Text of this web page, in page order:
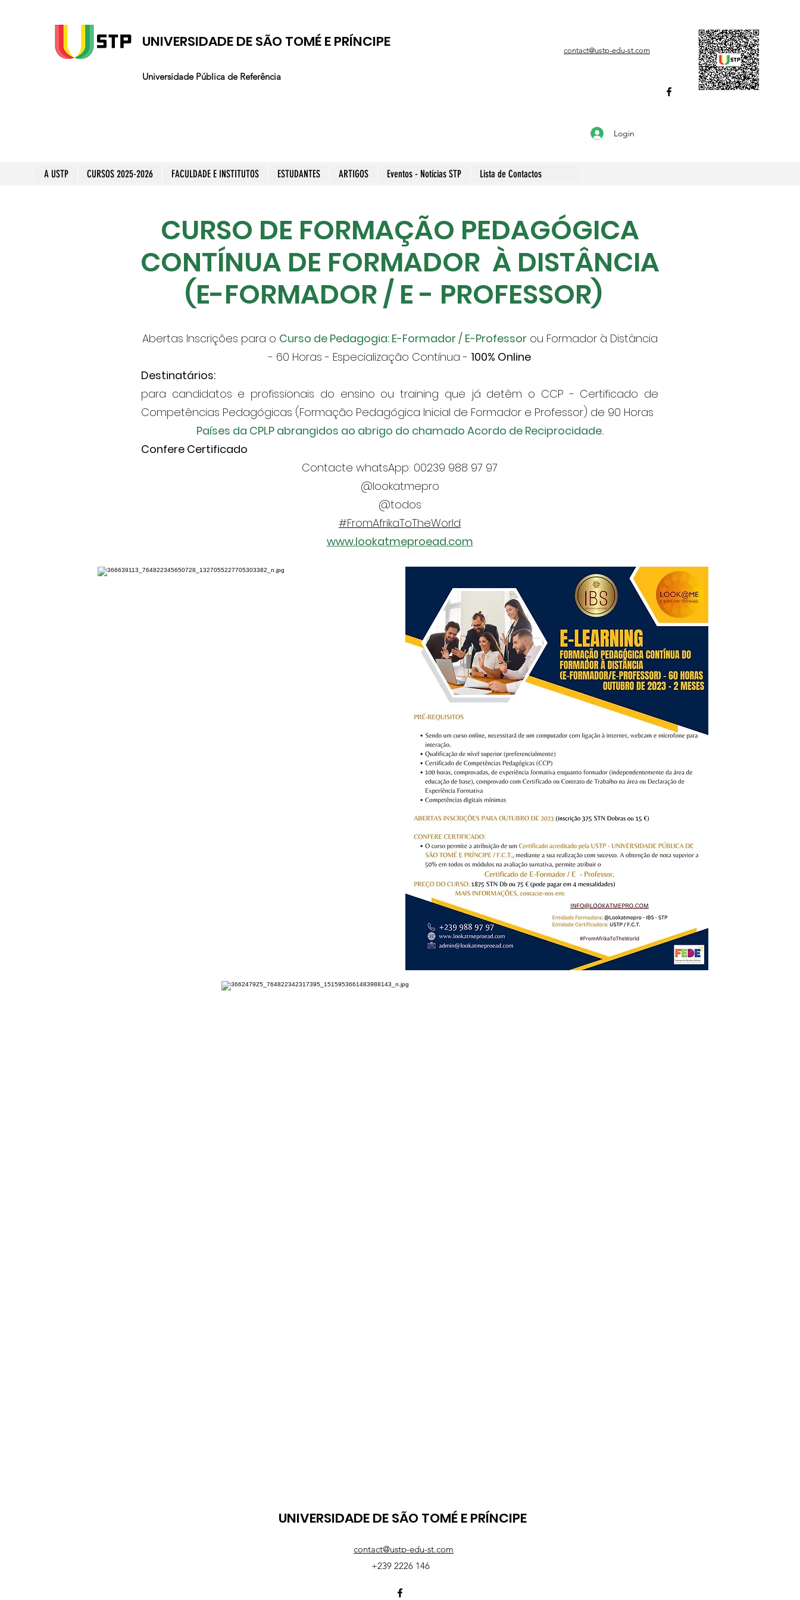
UNIVERSIDADE DE SÃO TOMÉ E PRÍNCIPE
Universidade Pública de Referência
contact@ustp-edu-st.com
Login
A USTP CURSOS 2025-2026 FACULDADE E INSTITUTOS ESTUDANTES ARTIGOS Eventos - Notícias STP Lista de Contactos
CURSO DE FORMAÇÃO PEDAGÓGICA
CONTÍNUA DE FORMADOR À DISTÂNCIA
(E-FORMADOR / E - PROFESSOR)
Abertas Inscrições para o Curso de Pedagogia: E-Formador / E-Professorou Formador à Distância
- 60 Horas - Especialização Contínua - 100% Online
Destinatários:
para candidatos e profissionais do ensino ou training que já detêm o CCP - Certificado de
Competências Pedagógicas (Formação Pedagógica Inicial de Formador e Professor) de 90 Horas
Países da CPLP abrangidos ao abrigo do chamado Acordo de Reciprocidade.
Confere Certificado
Contacte whatsApp: 00239 988 97 97
@lookatmepro
@todos
#FromAfrikaToTheWorld
www.lookatmeproead.com
UNIVERSIDADE DE SÃO TOMÉ E PRÍNCIPE
contact@ustp-edu-st.com
+239 2226 146